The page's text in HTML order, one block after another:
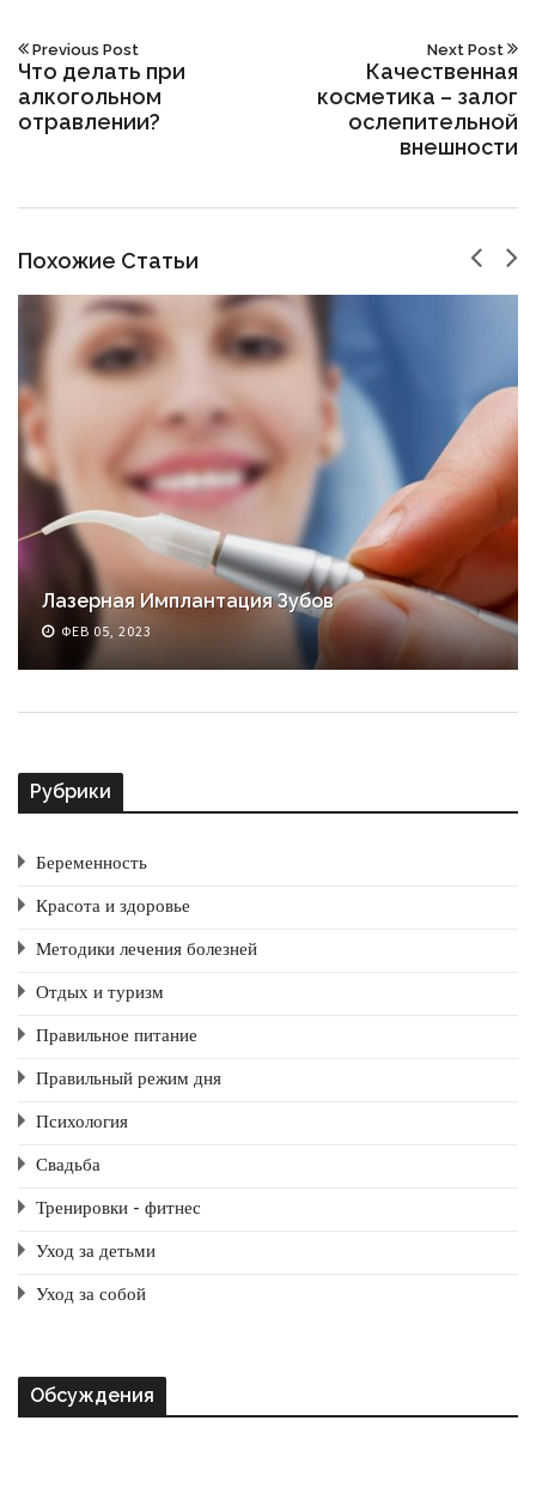
Previous Post
Что делать при
алкогольном
отравлении?
Next Post
Качественная
косметика – залог
ослепительной
внешности
Похожие Статьи
Лазерная Имплантация Зубов
ФЕВ 05, 2023
Рубрики
Беременность
Красота и здоровье
Методики лечения болезней
Отдых и туризм
Правильное питание
Правильный режим дня
Психология
Свадьба
Тренировки - фитнес
Уход за детьми
Уход за собой
Обсуждения